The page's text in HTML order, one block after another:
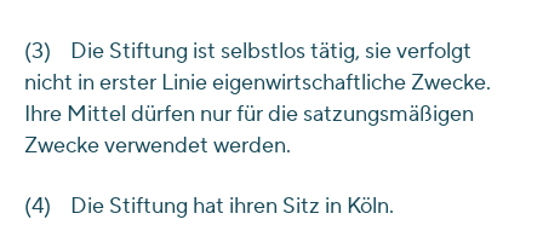
(3) Die Stiftung ist selbstlos tätig, sie verfolgt
nicht in erster Linie eigenwirtschaftliche Zwecke.
Ihre Mittel dürfen nur für die satzungsmäßigen
Zwecke verwendet werden.
(4) Die Stiftung hat ihren Sitz in Köln.